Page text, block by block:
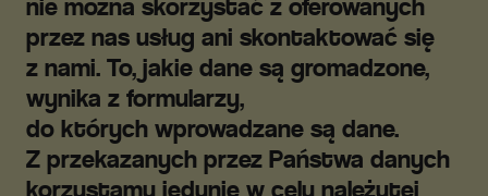
nie można skorzystać z oferowanych
przez nas usług ani skontaktować się
z nami. To, jakie dane są gromadzone,
wynika z formularzy,
do których wprowadzane są dane.
Z przekazanych przez Państwa danych
korzystamy jedynie w celu należytej